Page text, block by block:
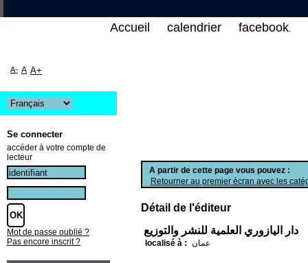
A partir de cette page vous pouvez :
Retourner au premier écran avec les
Détail de l'éditeur
دار اليازوري العلمية للنشر والتوزيع
localisé à : عمان
Accueil calendrier facebook.
A- A A+
Se connecter
accéder à votre compte de
lecteur
Mot de passe oublié ?
Pas encore inscrit ?